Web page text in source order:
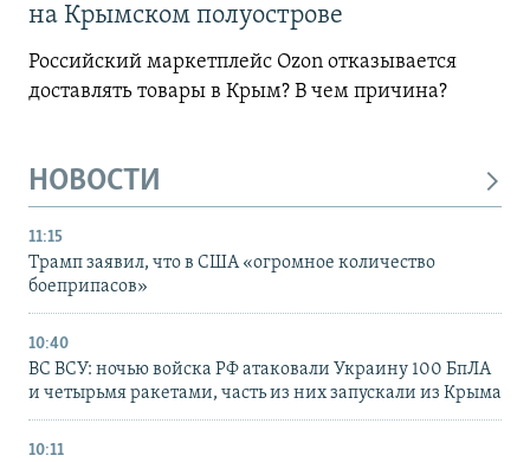
на Крымском полуострове
Российский маркетплейс Ozon отказывается
доставлять товары в Крым? В чем причина?
НОВОСТИ
11:15
Трамп заявил, что в США «огромное количество
боеприпасов»
10:40
ВС ВСУ: ночью войска РФ атаковали Украину 100 БпЛА
и четырьмя ракетами, часть из них запускали из Крыма
10:11